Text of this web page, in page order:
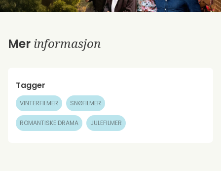
Mer informasjon
Tagger
VINTERFILMER SNØFILMER
ROMANTISKE DRAMA JULEFILMER